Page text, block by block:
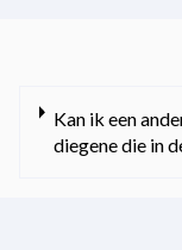
Kan ik een
diegene die in